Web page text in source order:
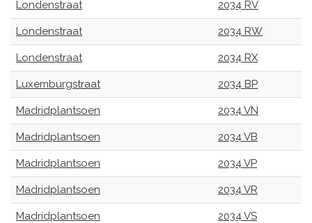
Londenstraat 2034 RV
Londenstraat 2034 RW
Londenstraat 2034 RX
Luxemburgstraat 2034 BP
Madridplantsoen 2034 VN
Madridplantsoen 2034 VB
Madridplantsoen 2034 VP
Madridplantsoen 2034 VR
Madridplantsoen 2034 VS